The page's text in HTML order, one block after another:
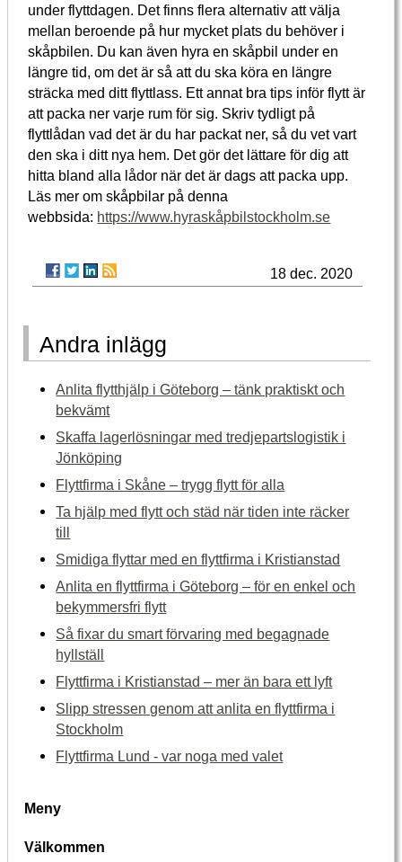
under flyttdagen. Det finns flera alternativ att välja
mellan beroende på hur mycket plats du behöver i
skåpbilen. Du kan även hyra en skåpbil under en
längre tid, om det är så att du ska köra en längre
sträcka med ditt flyttlass. Ett annat bra tips inför flytt är
att packa ner varje rum för sig. Skriv tydligt på
flyttlådan vad det är du har packat ner, så du vet vart
den ska i ditt nya hem. Det gör det lättare för dig att
hitta bland alla lådor när det är dags att packa upp.
Läs mer om skåpbilar på denna
webbsida: https://www.hyraskåpbilstockholm.se
18 dec. 2020
Andra inlägg
Anlita flytthjälp i Göteborg – tänk praktiskt och
bekvämt
Skaffa lagerlösningar med tredjepartslogistik i
Jönköping
Flyttfirma i Skåne – trygg flytt för alla
Ta hjälp med flytt och städ när tiden inte räcker
till
Smidiga flyttar med en flyttfirma i Kristianstad
Anlita en flyttfirma i Göteborg – för en enkel och
bekymmersfri flytt
Så fixar du smart förvaring med begagnade
hyllställ
Flyttfirma i Kristianstad – mer än bara ett lyft
Slipp stressen genom att anlita en flyttfirma i
Stockholm
Flyttfirma Lund - var noga med valet
Meny
Välkommen